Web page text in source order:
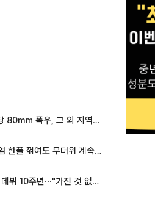
동해안은 시간당 80㎜ 폭우, 그 외 지역은 폭염…‘극과 극 날씨’
[내일 날씨] 폭염 한풀 꺾여도 무더위 계속⋯동해안 이틀 연속 비
임영웅, 어느덧 데뷔 10주년⋯"가진 것 없던 시절, 내 앞엔 20명의 팬뿐"